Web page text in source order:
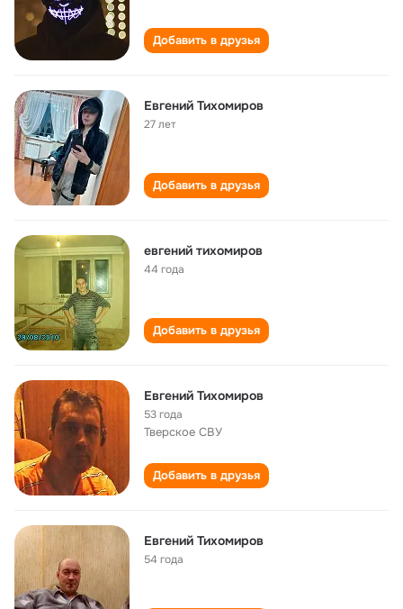
Добавить в друзья
Евгений Тихомиров
27 лет
Добавить в друзья
евгений тихомиров
44 года
Добавить в друзья
Евгений Тихомиров
53 года
Тверское СВУ
Добавить в друзья
Евгений Тихомиров
54 года